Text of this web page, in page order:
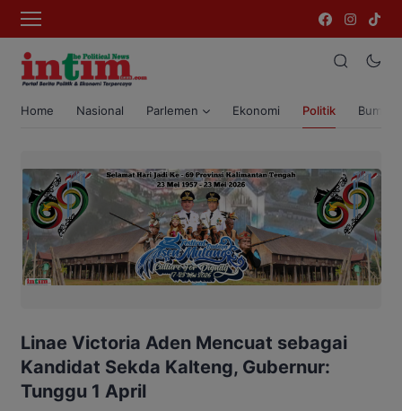
Home Nasional Parlemen Ekonomi Politik Bumi
Linae Victoria Aden Mencuat sebagai
Kandidat Sekda Kalteng, Gubernur:
Tunggu 1 April